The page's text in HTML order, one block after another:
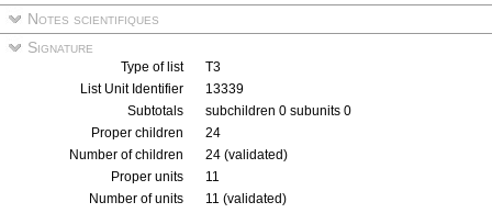
Notes scientifiques
Signature
Type of list
T3
List Unit Identifier
13339
Subtotals
subchildren 0 subunits 0
Proper children
24
Number of children
24 (validated)
Proper units
11
Number of units
11 (validated)